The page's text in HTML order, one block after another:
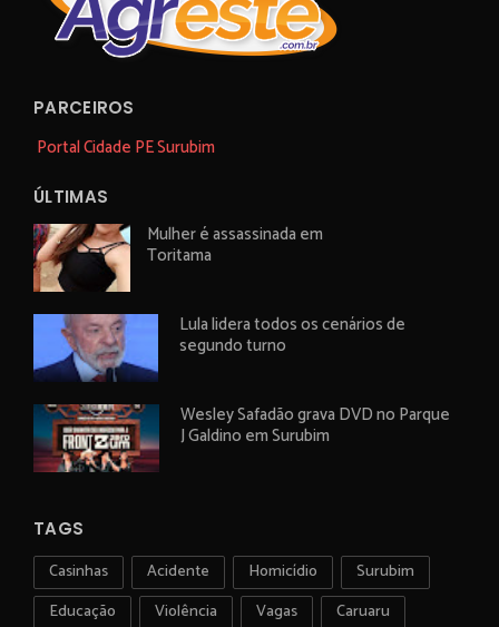
PARCEIROS
Portal Cidade PE Surubim
ÚLTIMAS
Mulher é assassinada em
Toritama
Lula lidera todos os cenários de
segundo turno
Wesley Safadão grava DVD no Parque
J Galdino em Surubim
TAGS
Casinhas Acidente Homicídio
Surubim
Educação
Violência Vagas
Caruaru